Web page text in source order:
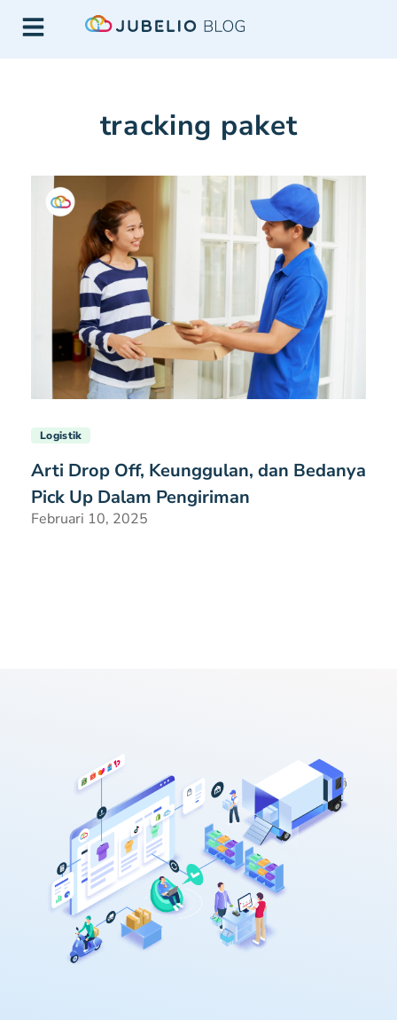
tracking paket
Logistik
Arti Drop Off, Keunggulan, dan Bedanya
Pick Up Dalam Pengiriman
Februari 10, 2025